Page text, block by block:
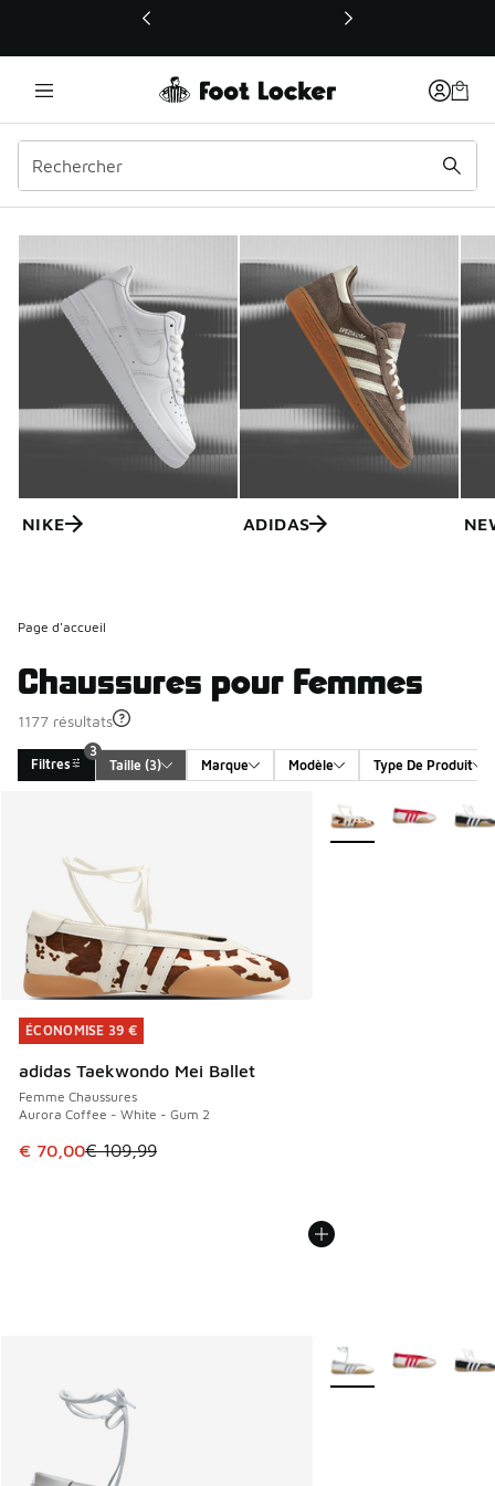
Ce lien ouvrira une nouvelle fenêtre
NIKE ADIDAS
Page d'accueil
Chaussures pour Femmes
1177 résultats
Filtres
3
Taille (3) Marque Modèle Type De Produit
ÉCONOMISE 39 €
adidas Taekwondo Mei Ballet
Femme Chaussures
Aurora Coffee - White - Gum 2
Cet article est en promotion. Prix en baisse de € 109,99 à
€ 70,00€ 109,99
ÉCONOMISE 39 €
Plus de couleurs
Plus de couleurs